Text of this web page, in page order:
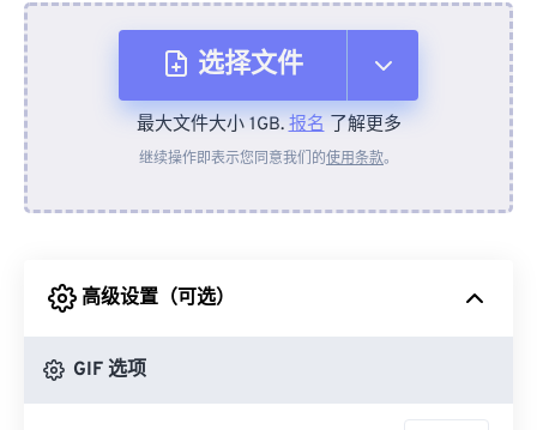
选择文件
从设备
来自 Google Drive
最大文件大小 1GB.报名了解更多
继续操作即表示您同意我们的使用条款。
高级设置（可选）
GIF 选项